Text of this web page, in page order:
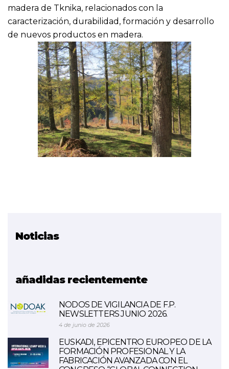
madera de Tknika, relacionados con la
caracterización, durabilidad, formación y desarrollo
de nuevos productos en madera.
Noticias
añadidas recientemente
NODOS DE VIGILANCIA DE F.P.
NEWSLETTERS JUNIO 2026.
4 de junio de 2026
EUSKADI, EPICENTRO EUROPEO DE LA
FORMACIÓN PROFESIONAL Y LA
FABRICACIÓN AVANZADA CON EL